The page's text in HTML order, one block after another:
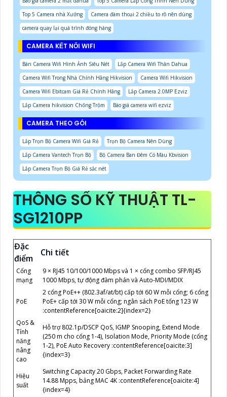
Top 5 Camera nhà Xưởng
Camera đàm thoại 2 chiều to rõ nên dùng
camera quay lại quá trình đóng hàng
CAMERA KẾT NỐI WIFI
Bán Camera Wifi Hình Ảnh Siêu Nét
Lắp Camera Wifi Thân Dahua
Camera Wifi Trong Nhà Chính Hãng Hikvision
Camera Wifi Hikvision
Camera Wifi Ebitcam Giá Rẻ Chính Hãng
Lắp Camera 2.0MP Ezviz
Lắp Camera hikvision Chống Trộm
Báo giá camera wifi ezviz
CAMERA THEO GÓI
Lắp Trọn Bộ Camera Wifi Giá Rẻ
Trọn Bộ Camera Nên Dùng
Lắp Camera Vantech Trọn Bộ
Bộ Camera Ban Đêm Có Màu Kbvision
Lắp Camera Trọn Bộ Giá Rẻ sắc nét
THÔNG SỐ KỸ THUẬT TL-
SG1210PP
Đặc
điểm
Chi tiết
Cổng
mạng
9 × RJ45 10/100/1000 Mbps và 1 × cổng combo SFP/RJ45
1000 Mbps, tự động đàm phán và Auto-MDI/MDIX
PoE
2 cổng PoE++ (802.3af/at/bt) cấp tới 60 W mỗi cổng; 6 cổng
PoE+ cấp tới 30 W mỗi cổng; ngân sách PoE tổng 123 W
:contentReference[oaicite:2]{index=2}
QoS &
Tính
năng
nâng
cao
Hỗ trợ 802.1p/DSCP QoS, IGMP Snooping, Extend Mode
(250 m cho cổng 1-4), Isolation Mode, Priority Mode (cổng
1-2), PoE Auto Recovery :contentReference[oaicite:3]
{index=3}
Hiệu
suất
Switching Capacity 20 Gbps, Packet Forwarding Rate
14.88 Mpps, bảng MAC 4K :contentReference[oaicite:4]
{index=4}